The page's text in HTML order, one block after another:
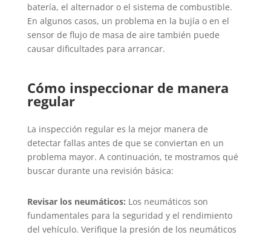
batería, el alternador o el sistema de combustible.
En algunos casos, un problema en la bujía o en el
sensor de flujo de masa de aire también puede
causar dificultades para arrancar.
Cómo inspeccionar de manera
regular
La inspección regular es la mejor manera de
detectar fallas antes de que se conviertan en un
problema mayor. A continuación, te mostramos qué
buscar durante una revisión básica:
Revisar los neumáticos: Los neumáticos son
fundamentales para la seguridad y el rendimiento
del vehículo. Verifique la presión de los neumáticos